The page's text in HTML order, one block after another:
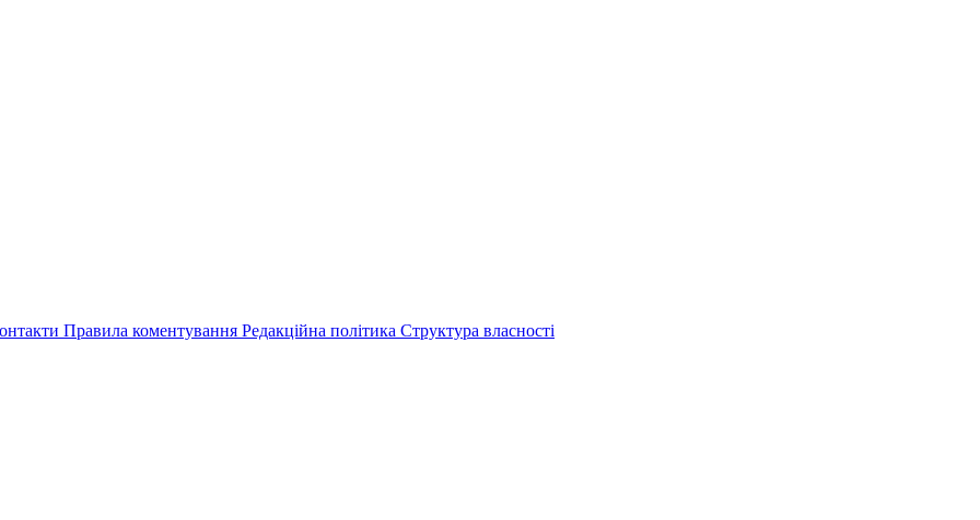
Правила коментування Редакційна політика Структура власності